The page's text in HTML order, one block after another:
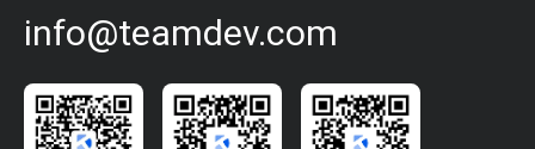
info@teamdev.com